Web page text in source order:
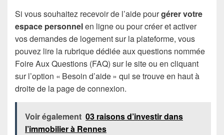
Si vous souhaitez recevoir de l’aide pourgérer votre
espace personnelen ligne ou pour créer et activer
vos demandes de logement sur la plateforme, vous
pouvez lire la rubrique dédiée aux questions nommée
Foire Aux Questions (FAQ) sur le site ou en cliquant
sur l’option « Besoin d’aide » qui se trouve en haut à
droite de la page de connexion.
Voir également 03 raisons d’investir dans
l’immobilier à Rennes